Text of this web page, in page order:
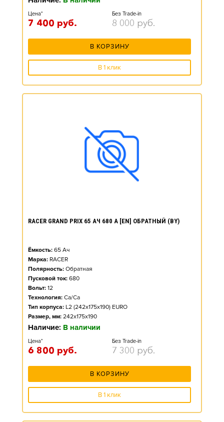
Цена*
7 400 руб.
Без Trade-in
8 000 руб.
В КОРЗИНУ
В 1 клик
RACER GRAND PRIX 65 АЧ 680 А [EN] ОБРАТНЫЙ (BY)
Ёмкость: 65 Ач
Марка: RACER
Полярность: Обратная
Пусковой ток: 680
Вольт: 12
Технология: Ca/Ca
Тип корпуса: L2 (242x175x190) EURO
Размер, мм: 242x175x190
Наличие: В наличии
Цена*
6 800 руб.
Без Trade-in
7 300 руб.
В КОРЗИНУ
В 1 клик